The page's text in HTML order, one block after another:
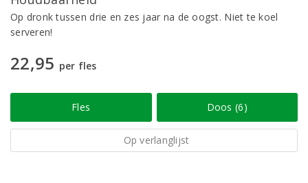
Op dronk tussen drie en zes jaar na de oogst. Niet te koel
serveren!
22,95 per fles
Fles Doos (6)
Op verlanglijst